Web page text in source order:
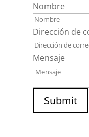
Nombre
Dirección de
Mensaje
Submit